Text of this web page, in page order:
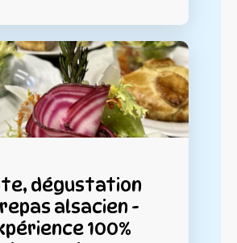
dégustation
alsacien -
100%